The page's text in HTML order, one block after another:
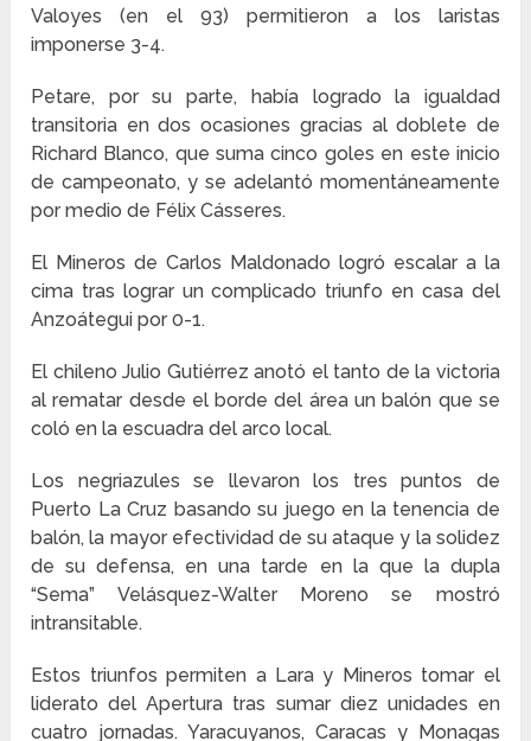
Valoyes (en el 93) permitieron a los laristas
imponerse 3-4.
Petare, por su parte, había logrado la igualdad
transitoria en dos ocasiones gracias al doblete de
Richard Blanco, que suma cinco goles en este inicio
de campeonato, y se adelantó momentáneamente
por medio de Félix Cásseres.
El Mineros de Carlos Maldonado logró escalar a la
cima tras lograr un complicado triunfo en casa del
Anzoátegui por 0-1.
El chileno Julio Gutiérrez anotó el tanto de la victoria
al rematar desde el borde del área un balón que se
coló en la escuadra del arco local.
Los negriazules se llevaron los tres puntos de
Puerto La Cruz basando su juego en la tenencia de
balón, la mayor efectividad de su ataque y la solidez
de su defensa, en una tarde en la que la dupla
“Sema” Velásquez-Walter Moreno se mostró
intransitable.
Estos triunfos permiten a Lara y Mineros tomar el
liderato del Apertura tras sumar diez unidades en
cuatro jornadas. Yaracuyanos, Caracas y Monagas